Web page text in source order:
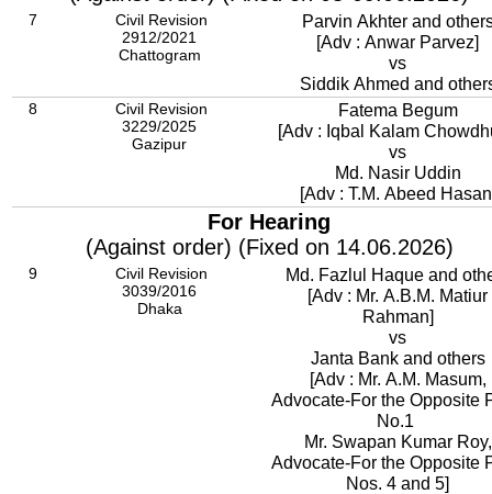
7
Civil Revision
2912/2021
Chattogram
Parvin Akhter and
[Adv : Anwar Parvez]
vs
Siddik Ahmed and
8
Civil Revision
3229/2025
Gazipur
Fatema Begum
[Adv : Iqbal Kalam
vs
Md. Nasir Uddin
[Adv : T.M. Abeed
For Hearing
(Against order) (Fixed on 14.06.2026)
9
Civil Revision
3039/2016
Dhaka
Md. Fazlul Haque and
[Adv : Mr. A.B.M. Matiur
Rahman]
vs
Janta Bank and others
[Adv : Mr. A.M. Masum,
Advocate-For the Opposite
No.1
Mr. Swapan Kumar Roy,
Advocate-For the Opposite
Nos. 4 and 5]